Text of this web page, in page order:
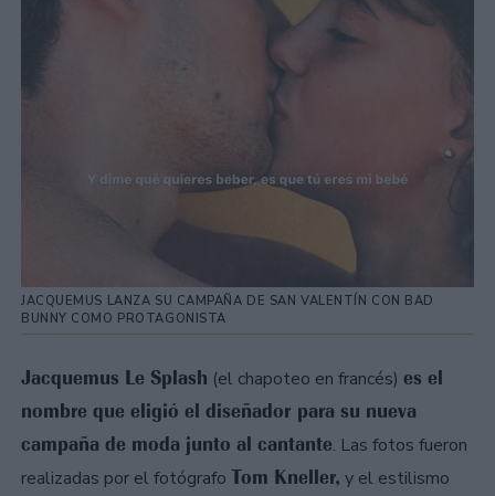
JACQUEMUS LANZA SU CAMPAÑA DE SAN VALENTÍN CON BAD
BUNNY COMO PROTAGONISTA
Jacquemus Le Splash (el chapoteo en francés) es el
nombre que eligió el diseñador para su nueva
campaña de moda junto al cantante. Las fotos fueron
realizadas por el fotógrafo Tom Kneller, y el estilismo